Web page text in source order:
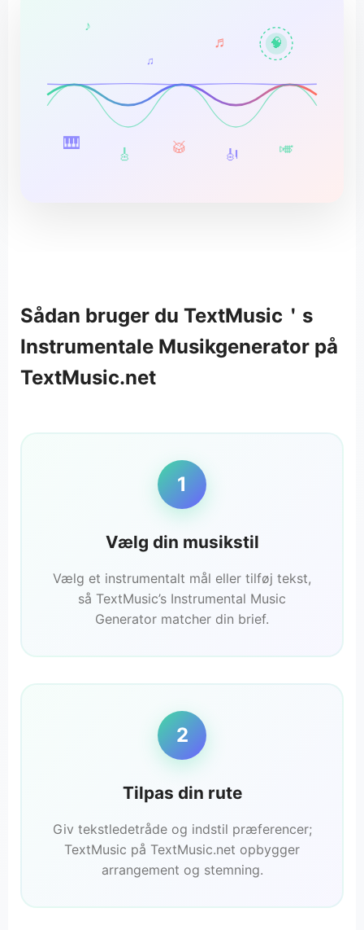
♬ 🧠
🎹
🎸 🥁 🎻 🎺
Sådan bruger du TextMusic＇s
Instrumentale Musikgenerator på
TextMusic.net
1
Vælg din musikstil
Vælg et instrumentalt mål eller tilføj tekst,
så TextMusic’s Instrumental Music
Generator matcher din brief.
2
Tilpas din rute
Giv tekstledetråde og indstil præferencer;
TextMusic på TextMusic.net opbygger
arrangement og stemning.